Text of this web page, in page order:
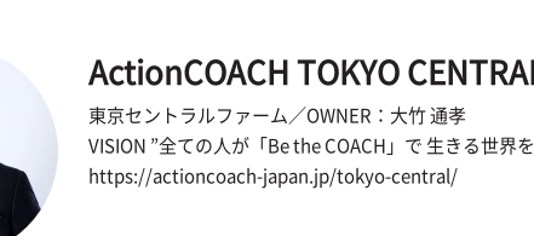
ActionCOACH TOKYO CENTRAL
東京セントラルファーム／OWNER：大竹 通孝
VISION ”全ての人が「Be the COACH」で 生きる世界
https://actioncoach-japan.jp/tokyo-central/